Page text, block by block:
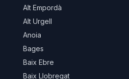
Alt Empordà
Alt Urgell
Anoia
Bages
Baix Ebre
Baix Llobregat